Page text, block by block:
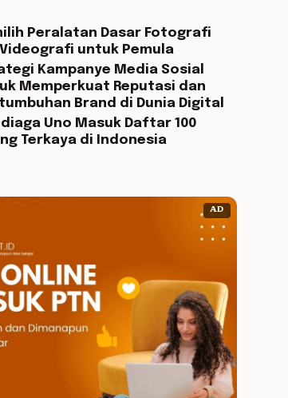
Peralatan Dasar Fotografi
untuk Pemula
Kampanye Media Sosial
Memperkuat Reputasi dan
Brand di Dunia Digital
Uno Masuk Daftar 100
Terkaya di Indonesia
AD